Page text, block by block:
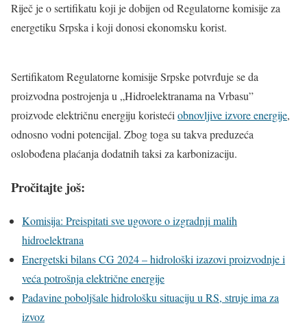
Riječ je o sertifikatu koji je dobijen od Regulatorne komisije za
energetiku Srpska i koji donosi ekonomsku korist.
Sertifikatom Regulatorne komisije Srpske potvrđuje se da
proizvodna postrojenja u „Hidroelektranama na Vrbasu”
proizvode električnu energiju koristećiobnovljive izvore energije,
odnosno vodni potencijal. Zbog toga su takva preduzeća
oslobođena plaćanja dodatnih taksi za karbonizaciju.
Pročitajte još:
Komisija: Preispitati sve ugovore o izgradnji malih
hidroelektrana
Energetski bilans CG 2024 – hidrološki izazovi proizvodnje i
veća potrošnja električne energije
Padavine poboljšale hidrološku situaciju u RS, struje ima za
izvoz